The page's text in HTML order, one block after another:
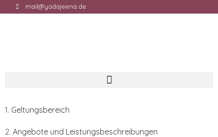
mail@yadajeena.de
1. Geltungsbereich
2. Angebote und Leistungsbeschreibungen